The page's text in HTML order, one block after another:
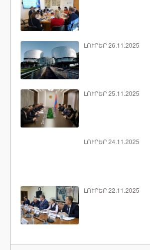
ԼՈՒՐԵՐ 26.11.2025
ԼՈՒՐԵՐ 25.11.2025
ԼՈՒՐԵՐ 24.11.2025
ԼՈՒՐԵՐ 22.11.2025